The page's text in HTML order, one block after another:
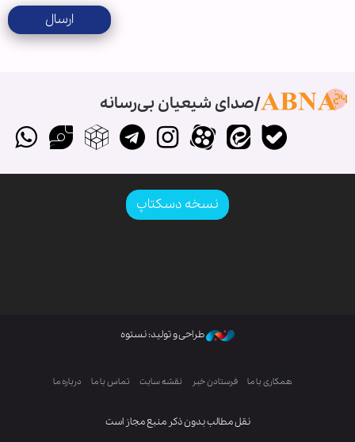
ارسال
صدای شیعیان بی‌رسانه
نسخه دسکتاپ
نقل مطالب بدون ذکر منبع مجاز است
طراحی و تولید: نستوه
همکاری با ما فرستادن خبر نقشه سایت تماس با ما درباره ما